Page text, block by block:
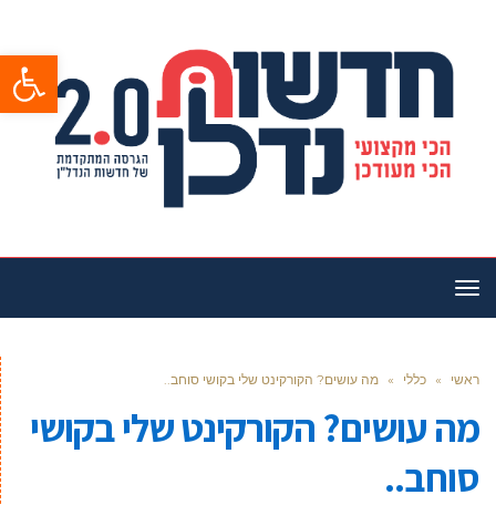
פתח
תפריט
ראשי » כללי » מה עושים? הקורקינט שלי בקושי סוחב..
מה עושים? הקורקינט שלי בקושי
סוחב..